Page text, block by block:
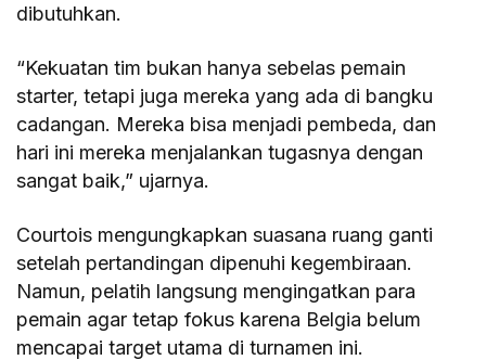
dibutuhkan.
“Kekuatan tim bukan hanya sebelas pemain
starter, tetapi juga mereka yang ada di bangku
cadangan. Mereka bisa menjadi pembeda, dan
hari ini mereka menjalankan tugasnya dengan
sangat baik,” ujarnya.
Courtois mengungkapkan suasana ruang ganti
setelah pertandingan dipenuhi kegembiraan.
Namun, pelatih langsung mengingatkan para
pemain agar tetap fokus karena Belgia belum
mencapai target utama di turnamen ini.